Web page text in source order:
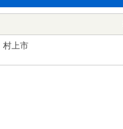
村上市